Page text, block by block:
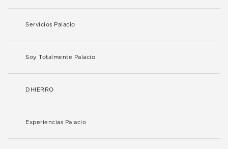
Servicios Palacio
Soy Totalmente Palacio
DHIERRO
Experiencias Palacio